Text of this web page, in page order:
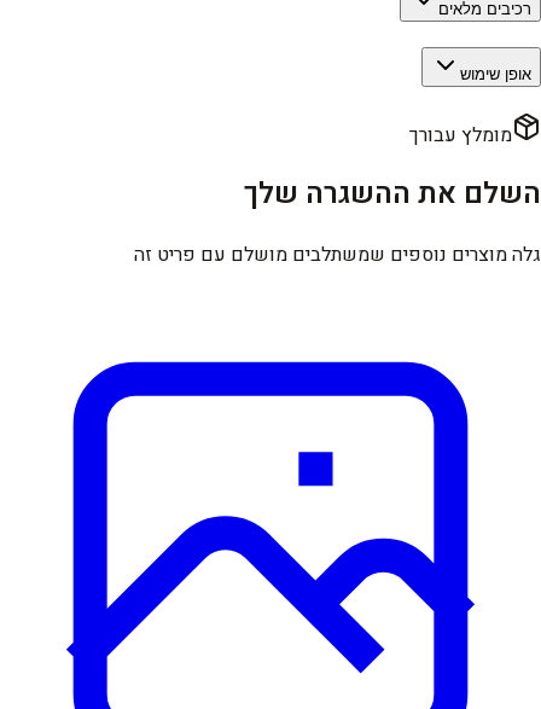
רכיבים מלאים
אופן שימוש
מומלץ עבורך
השלם את ההשגרה שלך
גלה מוצרים נוספים שמשתלבים מושלם עם פריט זה